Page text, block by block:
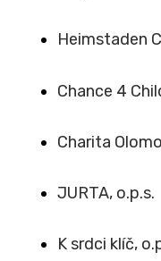
Heimstaden
Chance 4
Charita
JURTA, o.p.s.
K srdci klíč,